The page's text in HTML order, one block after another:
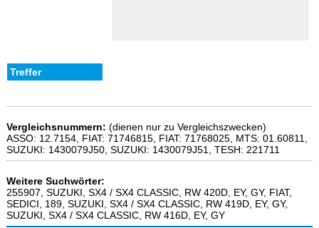
Vergleichsnummern: (dienen nur zu Vergleichszwecken)
ASSO: 12.7154, FIAT: 71746815, FIAT: 71768025, MTS: 01.60811,
SUZUKI: 1430079J50, SUZUKI: 1430079J51, TESH: 221711
Weitere Suchwörter:
255907, SUZUKI, SX4 / SX4 CLASSIC, RW 420D, EY, GY, FIAT,
SEDICI, 189, SUZUKI, SX4 / SX4 CLASSIC, RW 419D, EY, GY,
SUZUKI, SX4 / SX4 CLASSIC, RW 416D, EY, GY